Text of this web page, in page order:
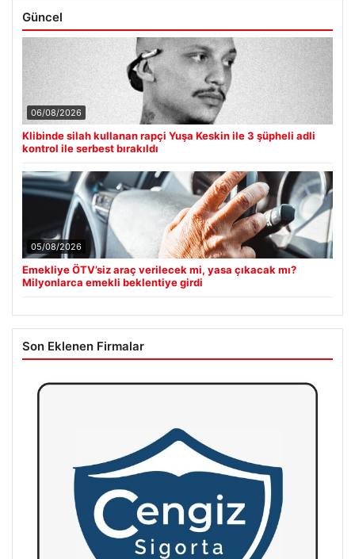
Güncel
06/08/2026
Klibinde silah kullanan rapçi Yuşa Keskin ile 3 şüpheli adli
kontrol ile serbest bırakıldı
05/08/2026
Emekliye ÖTV’siz araç verilecek mi, yasa çıkacak mı?
Milyonlarca emekli beklentiye girdi
Son Eklenen Firmalar